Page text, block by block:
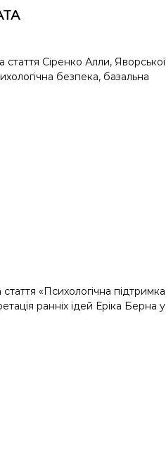
Сіренко Алли, Яворської
безпека, базальна
«Психологічна підтримка
ранніх ідей Еріка Берна у